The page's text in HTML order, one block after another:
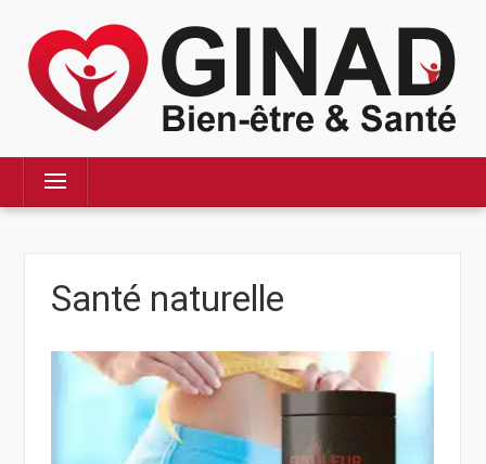
content
Menu
Santé naturelle